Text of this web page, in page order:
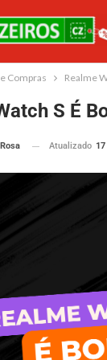
Compras Realme
S É
Atualizado